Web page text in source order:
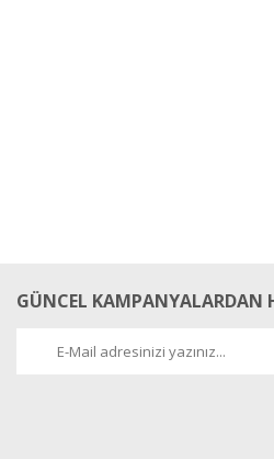
GÜNCEL KAMPANYALARDAN